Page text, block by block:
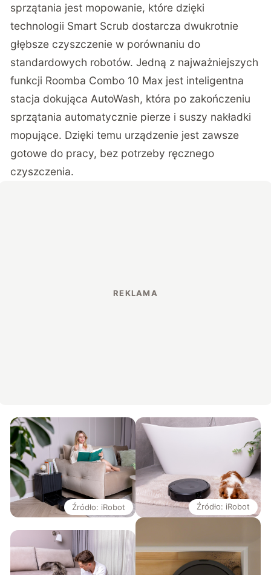
sprzątania jest mopowanie, które dzięki
technologii Smart Scrub dostarcza dwukrotnie
głębsze czyszczenie w porównaniu do
standardowych robotów. Jedną z najważniejszych
funkcji Roomba Combo 10 Max jest inteligentna
stacja dokująca AutoWash, która po zakończeniu
sprzątania automatycznie pierze i suszy nakładki
mopujące. Dzięki temu urządzenie jest zawsze
gotowe do pracy, bez potrzeby ręcznego
czyszczenia.
Źródło: iRobot Źródło: iRobot